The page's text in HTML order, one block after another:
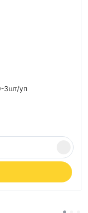
3шт/уп